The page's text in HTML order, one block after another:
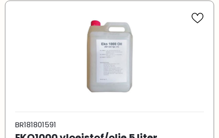
BR181801591